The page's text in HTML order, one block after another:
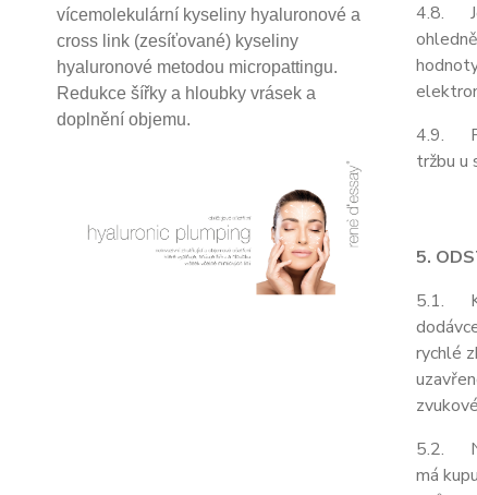
vícemolekulární kyseliny hyaluronové a
cross link (zesíťované) kyseliny
hyaluronové metodou micropattingu.
Redukce šířky a hloubky vrásek a
doplnění objemu.
4.8.
4.9.
tržbu u
5.
5.1.
rychlé
5.2.
má